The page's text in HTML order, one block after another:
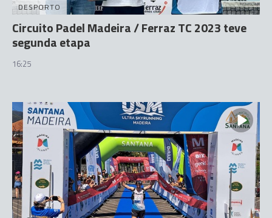
DESPORTO
Circuito Padel Madeira / Ferraz TC 2023 teve
segunda etapa
16:25